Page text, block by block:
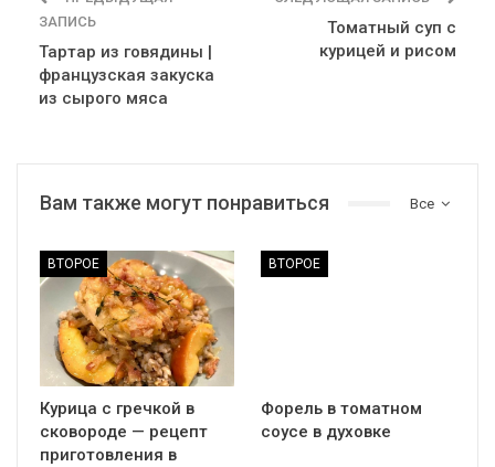
ЗАПИСЬ
Тартар из говядины |
французская закуска
из сырого мяса
Томатный суп с
курицей и рисом
Все
Вам также могут понравиться
ВТОРОЕ
Курица с гречкой в
сковороде — рецепт
приготовления в
ВТОРОЕ
Форель в томатном
соусе в духовке